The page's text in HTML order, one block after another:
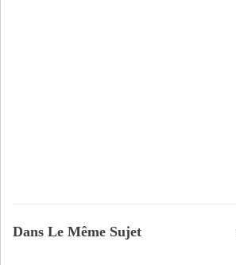
Dans Le Même Sujet